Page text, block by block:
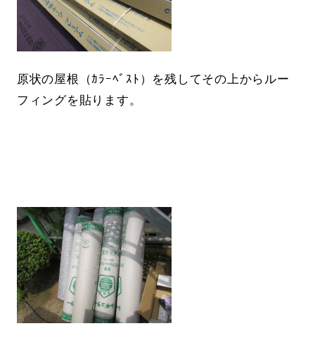
原状の屋根（ｶﾗｰﾍﾞｽﾄ）を残してその上からルー
フィングを貼ります。